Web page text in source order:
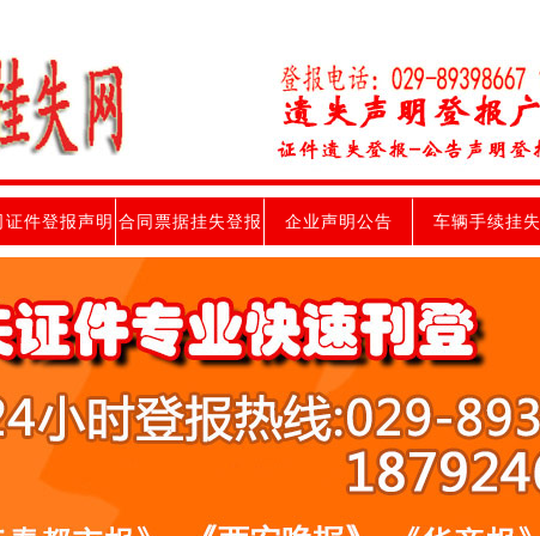
证件登报声明 合同票据挂失登报 企业声明公告 车辆手续挂失